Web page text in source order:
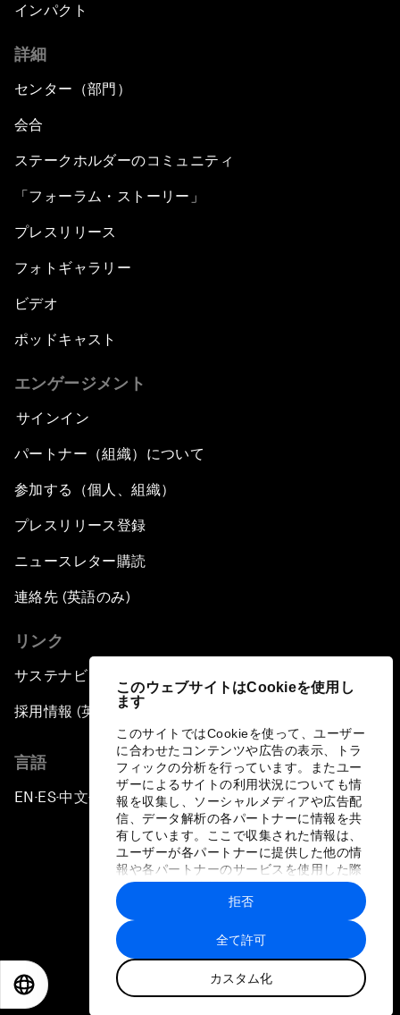
このウェブサイトはCookieを使用し
ます
このサイトではCookieを使って、ユーザー
に合わせたコンテンツや広告の表示、トラ
フィックの分析を行っています。またユー
ザーによるサイトの利用状況についても情
報を収集し、ソーシャルメディアや広告配
信、データ解析の各パートナーに情報を共
有しています。ここで収集された情報は、
ユーザーが各パートナーに提供した他の情
報や各パートナーのサービスを使用した際
に収集された情報と組み合わされ、各パー
トナーによって使用されることがありま
す。
全て許可
カスタム化
拒否
インパクト
詳細
センター（部門）
会合
ステークホルダーのコミュニティ
「フォーラム・ストーリー」
プレスリリース
フォトギャラリー
ビデオ
ポッドキャスト
エンゲージメント
サインイン
パートナー（組織）について
参加する（個人、組織）
プレスリリース登録
ニュースレター購読
連絡先 (英語のみ)
リンク
サステナビリティへの取り組み
採用情報 (英語のみ)
言語
EN ▪ES▪中文▪ 日本語
プライバシーポリシーと利用規約
サイトマップ
©
世界経済フォーラム